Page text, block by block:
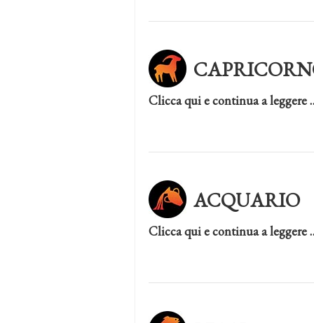
Clicca qui e continua a leggere
ACQUARIO
Clicca qui e continua a leggere